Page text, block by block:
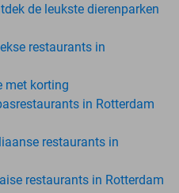
de leukste dierenparken
restaurants in
met korting
in Rotterdam
restaurants in
restaurants in Rotterdam